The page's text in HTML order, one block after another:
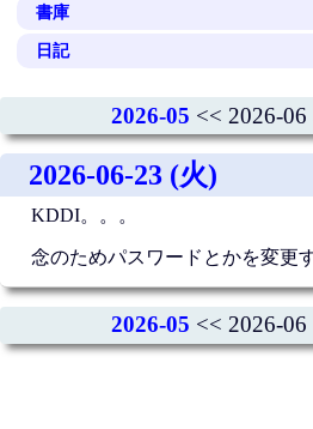
書庫
日記
2026-05 << 2026-06
2026-06-23 (火)
KDDI。。。
念のためパスワードとかを変更す
2026-05 << 2026-06